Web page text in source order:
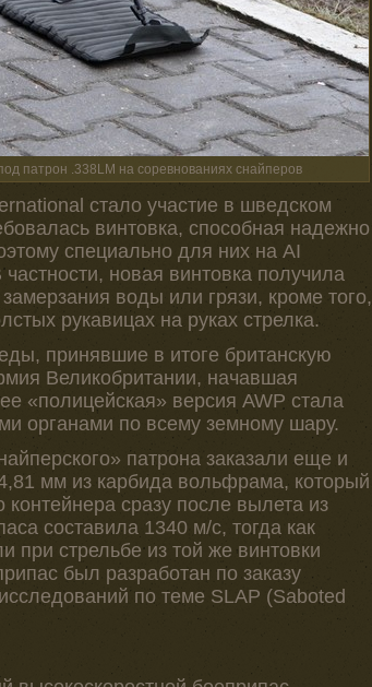
патрон .338LM на соревнованиях снайперов
стало участие в шведском
винтовка, способная надежно
специально для них на AI
новая винтовка получила
воды или грязи, кроме того,
рукавицах на руках стрелка.
принявшие в итоге британскую
Великобритании, начавшая
«полицейская» версия AWP стала
органами по всему земному шару.
патрона заказали еще и
мм из карбида вольфрама, который
сразу после вылета из
составила 1340 м/с, тогда как
при стрельбе из той же винтовки
был разработан по заказу
по теме SLAP (Saboted